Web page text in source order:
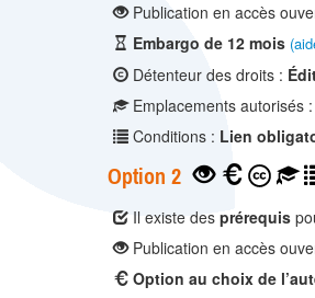
Publication en accès
Embargo de 12 mois
Détenteur des droits :
Emplacements autorisés :
Conditions : Lien
Option 2
Il existe des prérequis
Publication en accès
Option au choix de